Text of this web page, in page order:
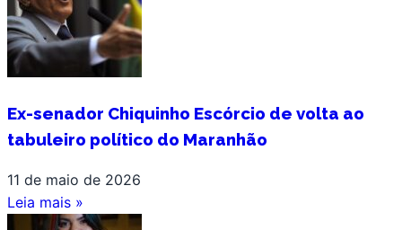
Ex-senador Chiquinho Escórcio de volta ao
tabuleiro político do Maranhão
11 de maio de 2026
Leia mais »